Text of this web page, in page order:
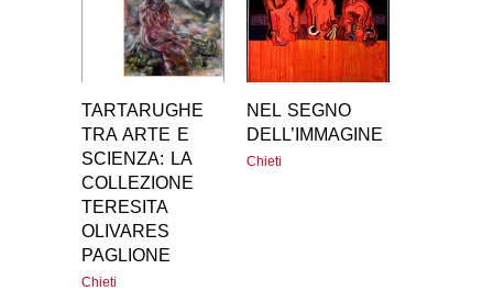
TARTARUGHE
TRA ARTE E
SCIENZA: LA
COLLEZIONE
TERESITA
OLIVARES
PAGLIONE
Chieti
NEL SEGNO
DELL’IMMAGINE
Chieti